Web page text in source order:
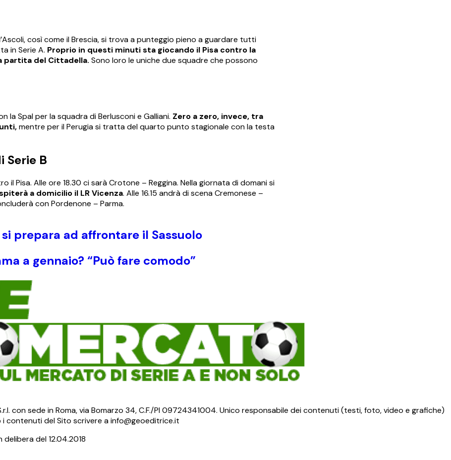
così come il Brescia, si trova a punteggio pieno a guardare tutti
in Serie A. Proprio in questi minuti sta giocando il Pisa contro la
partita del Cittadella. Sono loro le uniche due squadre che possono
la Spal per la squadra di Berlusconi e Galliani. Zero a zero, invece, tra
mentre per il Perugia si tratta del quarto punto stagionale con la testa
Serie B
Pisa. Alle ore 18.30 ci sarà Crotone – Reggina. Nella giornata di domani si
a domicilio il LR Vicenza. Alle 16.15 andrà di scena Cremonese –
con Pordenone – Parma.
prepara ad affrontare il Sassuolo
a gennaio? “Può fare comodo”
con sede in Roma, via Bomarzo 34, C.F./PI 09724341004. Unico responsabile dei contenuti (testi, foto, video e grafiche)
contenuti del Sito scrivere a info@geoeditrice.it
del 12.04.2018